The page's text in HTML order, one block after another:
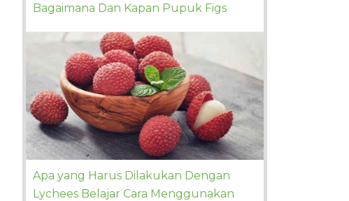
Bagaimana Dan Kapan Pupuk Figs
Apa yang Harus Dilakukan Dengan
Lychees Belajar Cara Menggunakan